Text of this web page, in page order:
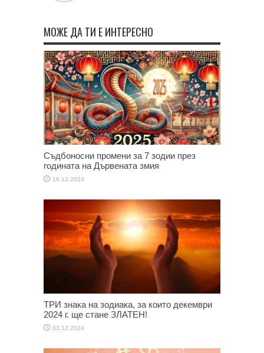
МОЖЕ ДА ТИ Е ИНТЕРЕСНО
Съдбоносни промени за 7 зодии през
годината на Дървената змия
16.12.2024
ТРИ знака на зодиака, за които декември
2024 г. ще стане ЗЛАТЕН!
03.12.2024